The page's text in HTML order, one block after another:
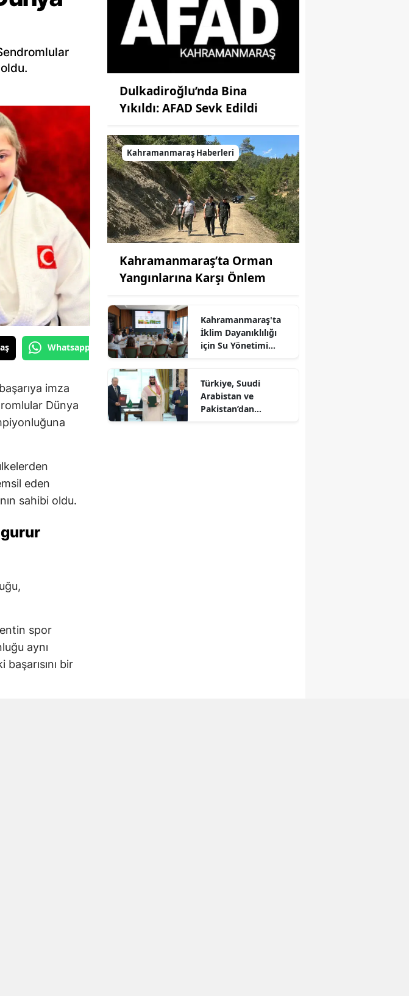
Whatsapp'tan Gönder
imza
Dünya
eden
sahibi oldu.
spor
aynı
bir
Dulkadiroğlu’nda Bina
Yıkıldı: AFAD Sevk Edildi
Kahramanmaraş Haberleri
Kahramanmaraş’ta Orman
Yangınlarına Karşı Önlem
Kahramanmaraş'ta
İklim Dayanıklılığı
için Su Yönetimi
Türkiye, Suudi
Arabistan ve
Pakistan’dan